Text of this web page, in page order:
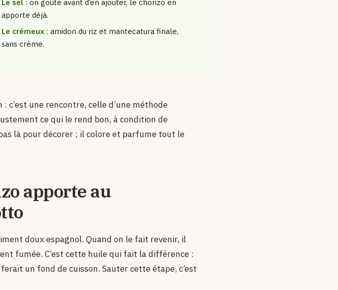
Le sel : on goûte avant d’en ajouter, le chorizo en
apporte déjà.
Le crémeux: amidon du riz et mantecatura finale,
sans crème.
c’est une rencontre, celle d’une méthode
ce qui le rend bon, à condition de
là pour décorer ; il colore et parfume tout le
apporte au
doux espagnol. Quand on le fait revenir, il
fumée. C’est cette huile qui fait la différence :
un fond de cuisson. Sauter cette étape, c’est